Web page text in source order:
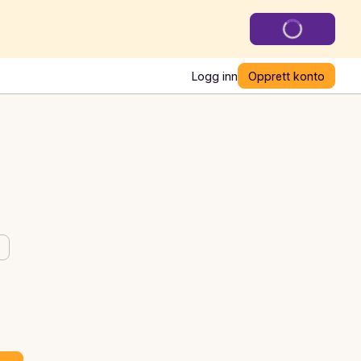
Logg inn Opprett konto